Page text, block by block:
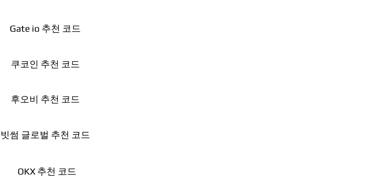
Gate io 추천 코드
쿠코인 추천 코드
후오비 추천 코드
빗썸 글로벌 추천 코드
OKX 추천 코드